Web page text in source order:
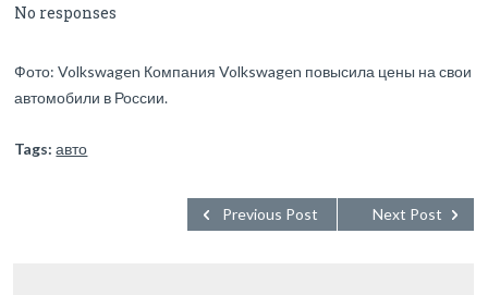
No responses
Фото: Volkswagen Компания Volkswagen повысила цены на свои
автомобили в России.
Tags: авто
Next Post
Previous Post